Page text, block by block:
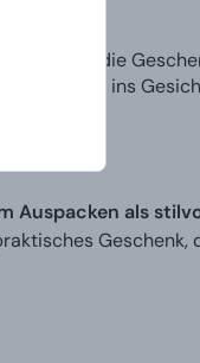
Sie die
Lächeln ins
Auspacken als
Geschenk,